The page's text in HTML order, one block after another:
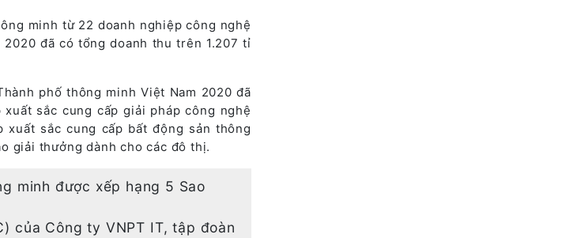
minh từ 22 doanh nghiệp công nghệ
đã có tổng doanh thu trên 1.207 tỉ
phố thông minh Việt Nam 2020 đã
sắc cung cấp giải pháp công nghệ
xuất sắc cung cấp bất động sản thông
giải thưởng dành cho các đô thị.
minh được xếp hạng 5 Sao
của Công ty VNPT IT, tập đoàn